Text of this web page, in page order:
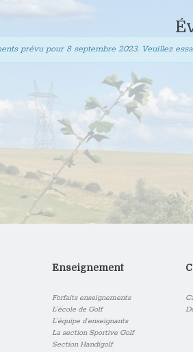
prévu pour 8 septembre 2023. Veuillez
Enseignement
Forfaits enseignements
L’école de Golf
L’équipe d’enseignants
La section Sportive Golf
Section Handigolf